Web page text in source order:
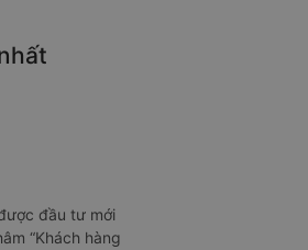
đầu tư mới
“Khách hàng